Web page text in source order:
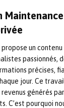
un
passionnés,
précises,
jour. Ce
générés
C’est pourquoi
) au
et
de